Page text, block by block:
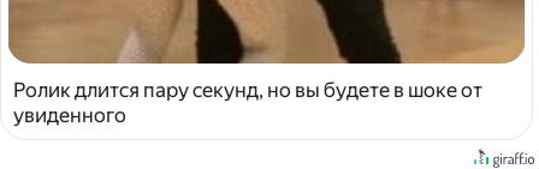
Ролик длится пару секунд, но вы будете в шоке от
увиденного